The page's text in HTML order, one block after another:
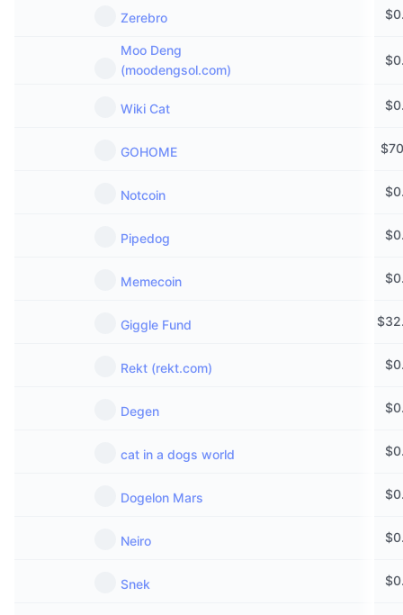
Zerebro $
Moo Deng
(moodengsol.com)
$
Wiki Cat $
GOHOME $
Notcoin $
Pipedog $
Memecoin $
Giggle Fund $
Rekt (rekt.com) $
Degen $
cat in a dogs world $
Dogelon Mars $
Neiro $
Snek $